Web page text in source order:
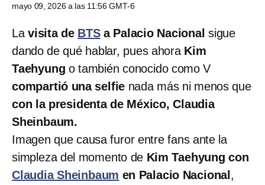
mayo 09, 2026 a las 11:56 GMT-6
La visita de BTSa Palacio Nacional sigue
dando de qué hablar, pues ahora Kim
Taehyung o también conocido como V
compartió una selfie nada más ni menos que
con la presidenta de México, Claudia
Sheinbaum.
Imagen que causa furor entre fans ante la
simpleza del momento de Kim Taehyung con
Claudia Sheinbaum en Palacio Nacional ,